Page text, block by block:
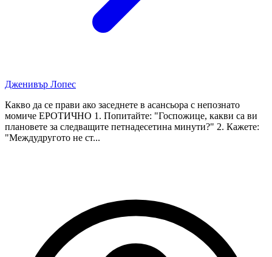
Дженивър Лопес
Какво да се прави ако заседнете в асансьора с непознато
момиче ЕРОТИЧНО 1. Попитайте: "Госпожице, какви са ви
плановете за следващите петнадесетина минути?" 2. Кажете:
"Междудругото не ст...